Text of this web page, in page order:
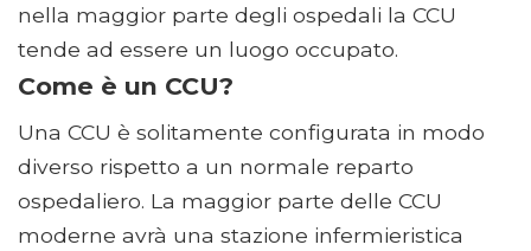
nella maggior parte degli ospedali la CCU
tende ad essere un luogo occupato.
Come è un CCU?
Una CCU è solitamente configurata in modo
diverso rispetto a un normale reparto
ospedaliero. La maggior parte delle CCU
moderne avrà una stazione infermieristica